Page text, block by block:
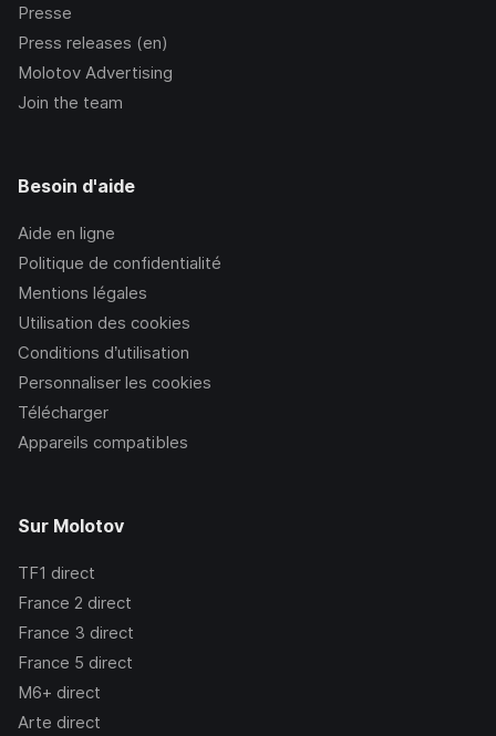
Presse
Press releases (en)
Molotov Advertising
Join the team
Besoin d'aide
Aide en ligne
Politique de confidentialité
Mentions légales
Utilisation des cookies
Conditions d’utilisation
Personnaliser les cookies
Télécharger
Appareils compatibles
Sur Molotov
TF1 direct
France 2 direct
France 3 direct
France 5 direct
M6+ direct
Arte direct